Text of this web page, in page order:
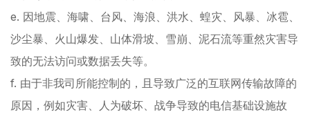
e. 因地震、海啸、台风、海浪、洪水、蝗灾、风暴、冰雹、
沙尘暴、火山爆发、山体滑坡、雪崩、泥石流等重然灾害导
致的无法访问或数据丢失等。
f. 由于非我司所能控制的，且导致广泛的互联网传输故障的
原因，例如灾害、人为破坏、战争导致的电信基础设施故